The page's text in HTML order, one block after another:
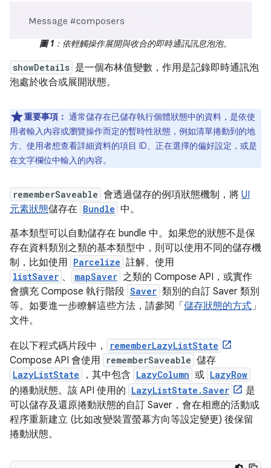
圖 1 ：依輕觸操作展開與收合的即時通訊訊息泡泡。
showDetails 是一個布林值變數，作用是記錄即時通訊泡
泡處於收合或展開狀態。
重要事項： 通常儲存在已儲存執行個體狀態中的資料，是依使
用者輸入內容或瀏覽操作而定的暫時性狀態，例如清單捲動到的地
方、使用者想查看詳細資料的項目 ID、正在選擇的偏好設定，或是
在文字欄位中輸入的內容。
rememberSaveable 會透過儲存的例項狀態機制，將 UI
元素狀態儲存在 Bundle 中。
基本類型可以自動儲存在 bundle 中。如果您的狀態不是保
存在資料類別之類的基本類型中，則可以使用不同的儲存機
制，比如使用 Parcelize 註解、使用
listSaver 、 mapSaver 之類的 Compose API，或實作
會擴充 Compose 執行階段 Saver 類別的自訂 Saver 類別
等。如要進一步瞭解這些方法，請參閱「 儲存狀態的方式」
文件。
在以下程式碼片段中， rememberLazyListState
Compose API 會使用 rememberSaveable 儲存
LazyListState ，其中包含 LazyColumn 或 LazyRow
的捲動狀態。該 API 使用的 LazyListState.Saver
是
可以儲存及還原捲動狀態的自訂 Saver，會在相應的活動或
程序重新建立 (比如改變裝置螢幕方向等設定變更) 後保留
捲動狀態。